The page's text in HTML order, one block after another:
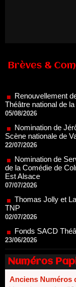
Brèves & Com
05/08/2026
Nomination de
Scène nationale de
22/07/2026
Nomination de
de la Comédie de
Est Alsace
07/07/2026
Thomas Jolly et
TNP
02/07/2026
Fonds SACD
23/06/2026
Dispositif
20/06/2026
Le palmarès des
18/06/2026
Les 10 lauréats
Numéros
Anciens Numéros